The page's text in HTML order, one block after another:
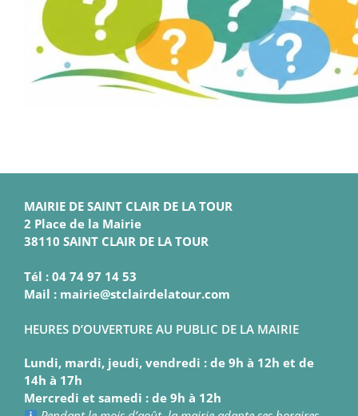
MAIRIE DE SAINT CLAIR DE LA TOUR
2 Place de la Mairie
38110 SAINT CLAIR DE LA TOUR
Tél : 04 74 97 14 53
Mail : mairie@stclairdelatour.com
HEURES D’OUVERTURE AU PUBLIC DE LA MAIRIE
Lundi, mardi, jeudi, vendredi : de 9h à 12h et de
14h à 17h
Mercredi et samedi : de 9h à 12h